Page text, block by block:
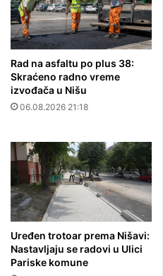
Rad na asfaltu po plus 38:
Skraćeno radno vreme
izvođača u Nišu
06.08.2026 21:18
Uređen trotoar prema Nišavi:
Nastavljaju se radovi u Ulici
Pariske komune